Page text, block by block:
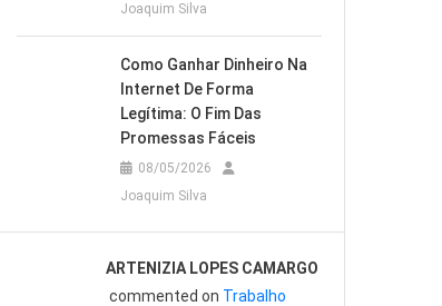
Joaquim Silva
Como Ganhar Dinheiro Na
Internet De Forma
Legítima: O Fim Das
Promessas Fáceis
08/05/2026
Joaquim Silva
ARTENIZIA LOPES CAMARGO
commented on Trabalho